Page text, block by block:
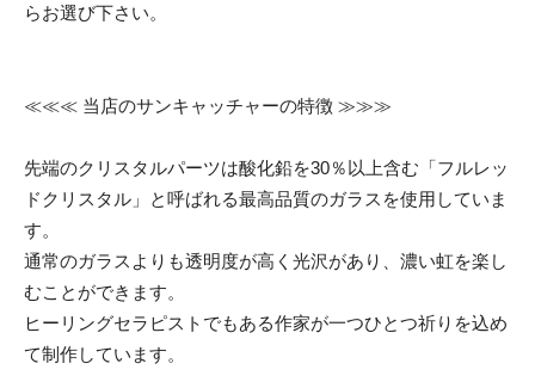
らお選び下さい。
≪≪≪ 当店のサンキャッチャーの特徴 ≫≫≫
先端のクリスタルパーツは酸化鉛を30％以上含む「フルレッ
ドクリスタル」と呼ばれる最高品質のガラスを使用していま
す。
通常のガラスよりも透明度が高く光沢があり、濃い虹を楽し
むことができます。
ヒーリングセラピストでもある作家が一つひとつ祈りを込め
て制作しています。